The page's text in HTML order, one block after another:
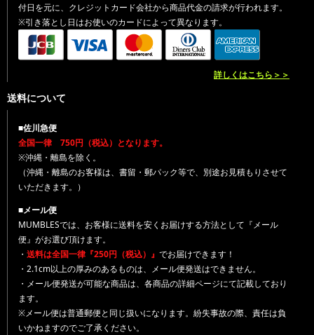
付日を元に、クレジットカード会社から商品代金の請求が行われます。
※引き落とし日はお使いのカードによって異なります。
詳しくはこちら＞＞
送料について
■佐川急便
全国一律 750円（税込）となります。
※沖縄・離島を除く。
（沖縄・離島のお客様は、書留・郵パック等で、別途お見積もりさせて
いただきます。）
■メール便
MUMBLESでは、お客様に送料を安くお届けする方法として『メール
便』がお選び頂けます。
・ 送料は全国一律『250円（税込）』 でお届けできます！
・2.1cm以上の厚みのあるものは、メール便発送はできません。
・メール便発送が可能な商品は、各商品の詳細ページにて記載しており
ます。
※メール便は普通郵便と同じ扱いになります。紛失事故の際、責任は負
いかねますのでご了承ください。